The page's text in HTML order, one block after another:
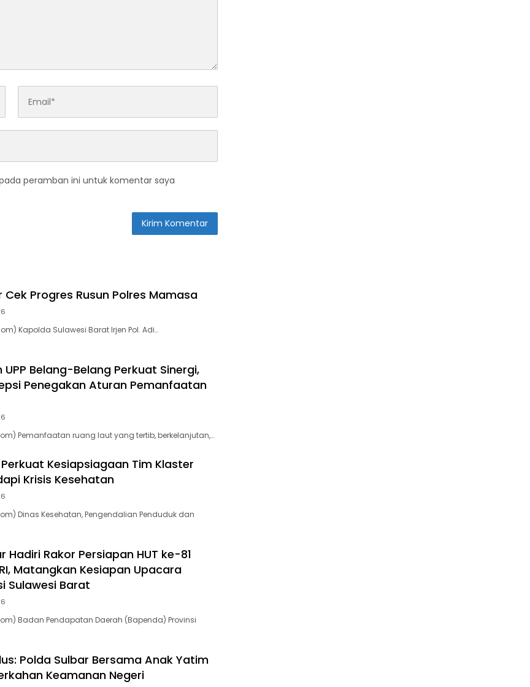
peramban ini untuk komentar saya
Cek Progres Rusun Polres Mamasa
Kapolda Sulawesi Barat Irjen Pol. Adi…
UPP Belang-Belang Perkuat Sinergi,
Penegakan Aturan Pemanfaatan
Pemanfaatan ruang laut yang tertib, berkelanjutan,…
Perkuat Kesiapsiagaan Tim Klaster
Krisis Kesehatan
Dinas Kesehatan, Pengendalian Penduduk dan
Hadiri Rakor Persiapan HUT ke-81
Matangkan Kesiapan Upacara
Sulawesi Barat
Badan Pendapatan Daerah (Bapenda) Provinsi
Polda Sulbar Bersama Anak Yatim
Keamanan Negeri